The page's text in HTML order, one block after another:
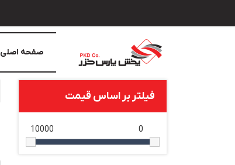
صفحه اصلی
فیلتر بر اساس قیمت
0
10000